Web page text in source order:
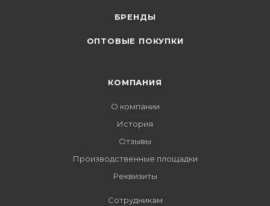
БРЕНДЫ
ОПТОВЫЕ ПОКУПКИ
КОМПАНИЯ
О компании
История
Отзывы
Производственные площадки
Реквизиты
Сотрудникам